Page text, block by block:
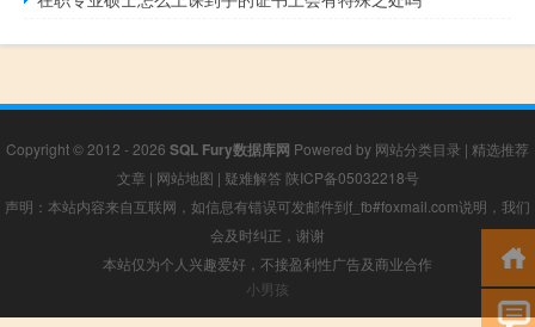
Copyright © 2012 - 2026 SQL Fury数据库网 Powered by 网站分类目录 | 精选推荐
文章 | 网站地图 | 疑难解答 陕ICP备05032218号
声明：本站内容来自互联网，如信息有错误可发邮件到f_fb#foxmail.com说明，我们
会及时纠正，谢谢
本站仅为个人兴趣爱好，不接盈利性广告及商业合作
小男孩